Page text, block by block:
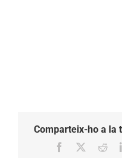
Comparteix-ho a la
Facebook